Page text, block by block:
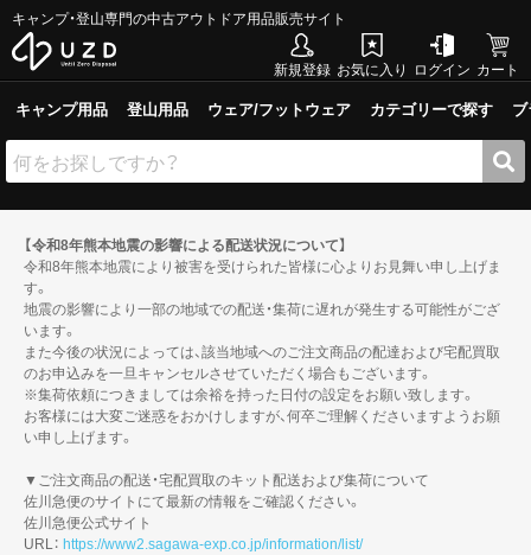
キャンプ・登山専門の中古アウトドア用品販売サイト
新規登録 お気に入り ログイン カート
キャンプ用品 登山用品 ウェア/フットウェア カテゴリーで探す
【令和8年熊本地震の影響による配送状況について】
令和8年熊本地震により被害を受けられた皆様に心よりお見舞い申し上げま
す。
地震の影響により一部の地域での配送・集荷に遅れが発生する可能性がござ
います。
また今後の状況によっては、該当地域へのご注文商品の配達および宅配買取
のお申込みを一旦キャンセルさせていただく場合もございます。
※集荷依頼につきましては余裕を持った日付の設定をお願い致します。
お客様には大変ご迷惑をおかけしますが、何卒ご理解くださいますようお願
い申し上げます。
▼ご注文商品の配送・宅配買取のキット配送および集荷について
佐川急便のサイトにて最新の情報をご確認ください。
佐川急便公式サイト
URL： https://www2.sagawa-exp.co.jp/information/list/